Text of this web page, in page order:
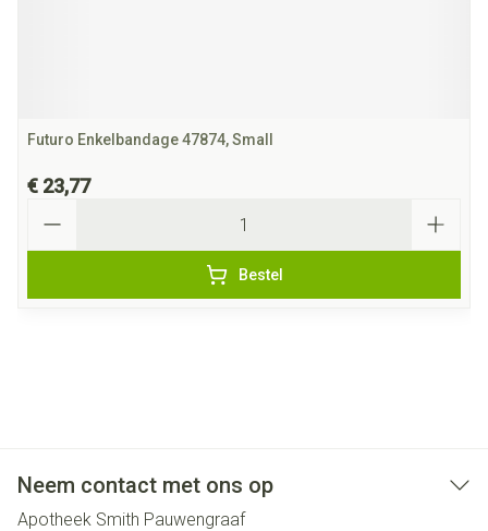
Futuro Enkelbandage 47874, Small
€ 23,77
Bestel
Neem contact met ons op
Apotheek Smith Pauwengraaf